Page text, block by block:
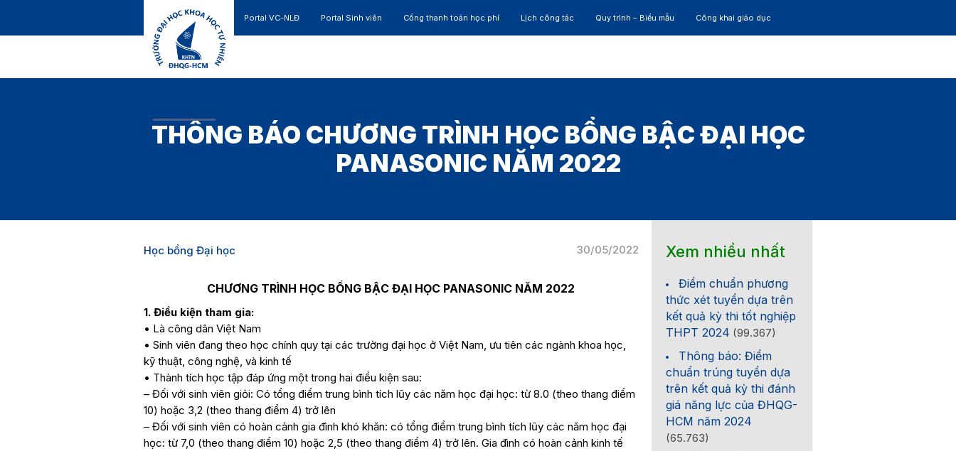
Portal VC-NLĐ Portal Sinh viên Cổng thanh toán học phí Lịch công tác Quy trình – Biểu mẫu Công khai giáo dục
THÔNG BÁO CHƯƠNG TRÌNH HỌC BỔNG BẬC ĐẠI HỌC
PANASONIC NĂM 2022
30/05/2022
Học bổng Đại học
CHƯƠNG TRÌNH HỌC BỔNG BẬC ĐẠI HỌC PANASONIC NĂM 2022
1. Điều kiện tham gia:
• Là công dân Việt Nam
• Sinh viên đang theo học chính quy tại các trường đại học ở Việt Nam, ưu tiên các ngành khoa học,
kỹ thuật, công nghệ, và kinh tế
• Thành tích học tập đáp ứng một trong hai điều kiện sau:
– Đối với sinh viên giỏi: Có tổng điểm trung bình tích lũy các năm học đại học: từ 8.0 (theo thang điểm
10) hoặc 3,2 (theo thang điểm 4) trở lên
– Đối với sinh viên có hoàn cảnh gia đình khó khăn: có tổng điểm trung bình tích lũy các năm học đại
học: từ 7,0 (theo thang điểm 10) hoặc 2,5 (theo thang điểm 4) trở lên. Gia đình có hoàn cảnh kinh tế
Xem nhiều nhất
Điểm chuẩn phương
thức xét tuyển dựa trên
kết quả kỳ thi tốt nghiệp
THPT 2024 (99.367)
Thông báo: Điểm
chuẩn trúng tuyển dựa
trên kết quả kỳ thi đánh
giá năng lực của ĐHQG-
HCM năm 2024
(65.763)